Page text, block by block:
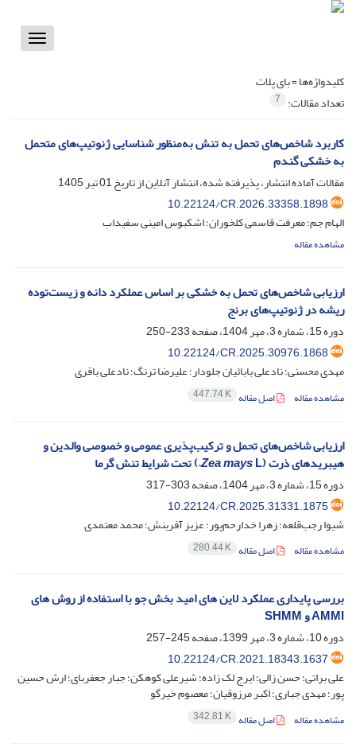
Toggle
کلیدواژه‌ها =بای پلات
تعداد مقالات: 7
کاربرد شاخص‌های تحمل به تنش به‌منظور شناسایی ژنوتیپ‌های متحمل
به خشکی گندم
مقالات آماده انتشار، پذیرفته شده، انتشار آنلاین از تاریخ01 تیر 1405
10.22124/CR.2026.33358.1898
الهام جم؛ معرفت قاسمی کلخوران؛ اشکبوس امینی سفیداب
مشاهده مقاله
ارزیابی شاخص‌های تحمل به خشکی بر اساس عملکرد دانه و زیست‌توده
ریشه در ژنوتیپ‌های برنج
دوره 15، شماره 3، مهر 1404، صفحه
233-250
10.22124/CR.2025.30976.1868
مهدی محسنی؛ نادعلی بابائیان جلودار؛ علیرضا ترنگ؛ نادعلی باقری
مشاهده مقاله اصل مقاله 447.74 K
ارزیابی شاخص‌‏های تحمل و ترکیب‌پذیری عمومی و خصوصی والدین و
هیبریدهای ذرت ( Zea maysL.) تحت شرایط تنش گرما
دوره 15، شماره 3، مهر 1404، صفحه
303-317
10.22124/CR.2025.31331.1875
شیوا رجب‌قلعه؛ زهرا خدارحم‌پور؛ عزیز آفرینش؛ محمد معتمدی
مشاهده مقاله اصل مقاله 280.44 K
بررسی پایداری عملکرد لاین های امید بخش جو با استفاده از روش های
AMMI و SHMM
دوره 10، شماره 3، مهر 1399، صفحه
245-257
10.22124/CR.2021.18343.1637
علی براتی؛ حسن زالی؛ ایرج لک زاده؛ شیرعلی کوهکن؛ جبار جعفربای؛ ارش حسین
پور؛ مهدی جباری؛ اکبر مرزوقیان؛ معصوم خیرگو
مشاهده مقاله اصل مقاله 342.81 K